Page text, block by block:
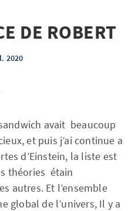
DE ROBERT
2020
avait beaucoup
et puis j’ai continue a
d’Einstein, la liste est
théories étain
autres. Et l’ensemble
global de l’univers, Il y a